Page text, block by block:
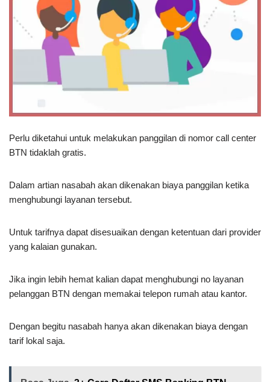
Perlu diketahui untuk melakukan panggilan di nomor call center
BTN tidaklah gratis.
Dalam artian nasabah akan dikenakan biaya panggilan ketika
menghubungi layanan tersebut.
Untuk tarifnya dapat disesuaikan dengan ketentuan dari provider
yang kalaian gunakan.
Jika ingin lebih hemat kalian dapat menghubungi no layanan
pelanggan BTN dengan memakai telepon rumah atau kantor.
Dengan begitu nasabah hanya akan dikenakan biaya dengan
tarif lokal saja.